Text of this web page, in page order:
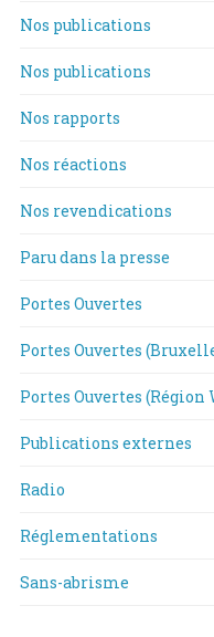
Nos publications
Nos publications
Nos rapports
Nos réactions
Nos revendications
Paru dans la presse
Portes Ouvertes
Portes Ouvertes
Portes Ouvertes
Publications externes
Radio
Réglementations
Sans-abrisme